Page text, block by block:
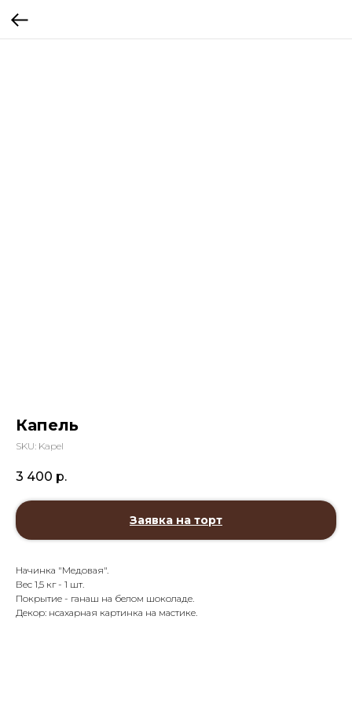
Капель
SKU: Kapel
3 400 р.
Заявка на торт
Начинка "Медовая".
Вес 1,5 кг - 1 шт.
Покрытие - ганаш на белом шоколаде.
Декор: нсахарная картинка на мастике.